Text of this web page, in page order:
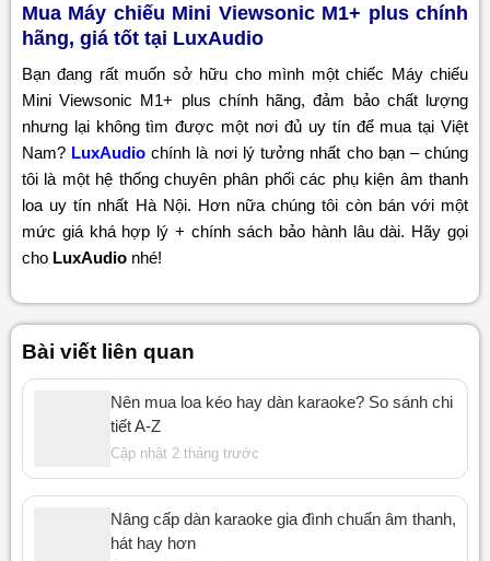
Mua Máy chiếu Mini Viewsonic M1+ plus chính
hãng, giá tốt tại LuxAudio
Bạn đang rất muốn sở hữu cho mình một chiếc Máy chiếu
Mini Viewsonic M1+ plus chính hãng, đảm bảo chất lượng
nhưng lại không tìm được một nơi đủ uy tín để mua tại Việt
Nam? LuxAudio chính là nơi lý tưởng nhất cho bạn – chúng
tôi là một hệ thống chuyên phân phối các phụ kiện âm thanh
loa uy tín nhất Hà Nội. Hơn nữa chúng tôi còn bán với một
mức giá khá hợp lý + chính sách bảo hành lâu dài. Hãy gọi
cho LuxAudionhé!
Bài viết liên quan
Nên mua loa kéo hay dàn karaoke? So sánh chi
tiết A-Z
Cập nhật 2 tháng trước
Nâng cấp dàn karaoke gia đình chuẩn âm thanh,
hát hay hơn